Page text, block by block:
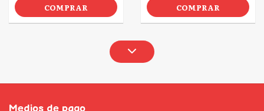
COMPRAR COMPRAR
Medios de pago